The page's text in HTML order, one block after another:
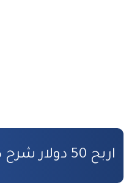
حقوق المؤلف والحقوق المجاورة
اربح 50 دولار شرح كامل و مفصل بالصور